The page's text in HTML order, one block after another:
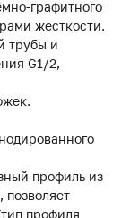
графитного
жесткости.
трубы и
G1/2,
профиль из
профиля